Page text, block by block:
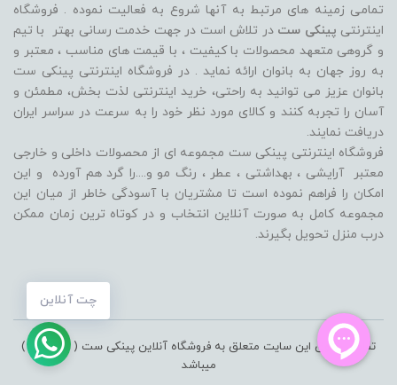
چت آنلاین
تمامی زمینه های مرتبط به آنها شروع به فعالیت نموده . فروشگاه
اینترنتی پینکی ست در تلاش است در جهت خدمت رسانی بهتر با تیم
و گروهی متعهد محصولات با کیفیت ، با قیمت های مناسب ، معتبر و
به روز جهان به بانوان ارائه نماید . در فروشگاه اینترنتی پینکی ست
بانوان عزیز می توانيد به راحتی، خرید اینترنتی لذت بخش، مطمئن و
آسان را تجربه کنند و کالای مورد نظر خود را به سرعت در سراسر ایران
دریافت نمایند.
فروشگاه اینترنتی پینکی ست مجموعه ای از محصولات داخلی و خارجی
معتبر آرایشی ، بهداشتی ، عطر ، رنگ مو و....را گرد هم آورده و اين
امکان را فراهم نموده است تا مشتريان با آسودگی خاطر از ميان اين
مجموعه کامل به صورت آنلاين انتخاب و در کوتاه ترين زمان ممکن
درب منزل تحویل بگیرند.
تمامی حقوق این سایت متعلق به فروشگاه آنلاین پینکی ست ( pinkiset )
میباشد